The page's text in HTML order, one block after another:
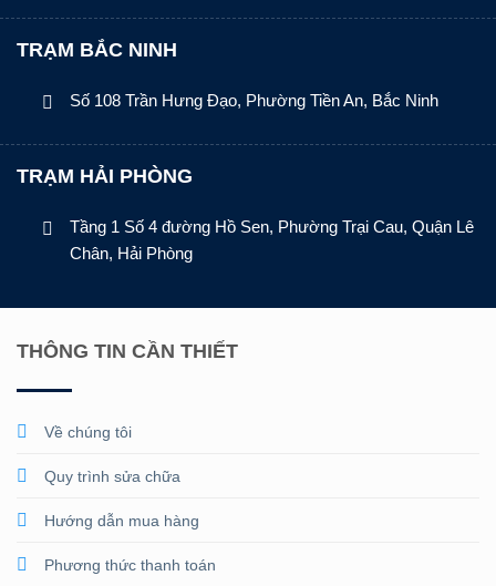
TRẠM BẮC NINH
Số 108 Trần Hưng Đạo, Phường Tiền An, Bắc Ninh
TRẠM HẢI PHÒNG
Tầng 1 Số 4 đường Hồ Sen, Phường Trại Cau, Quận Lê
Chân, Hải Phòng
THÔNG TIN CẦN THIẾT
Về chúng tôi
Quy trình sửa chữa
Hướng dẫn mua hàng
Phương thức thanh toán